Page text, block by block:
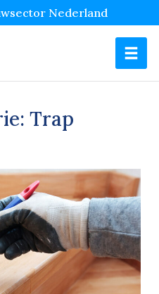
Nederland
Trap